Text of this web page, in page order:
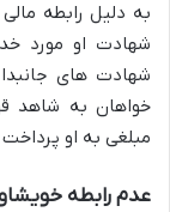
به دلیل رابطه
شهادت او مورد
شهادت های
خواهان به شاهد
مبلغی به او
عدم رابطه